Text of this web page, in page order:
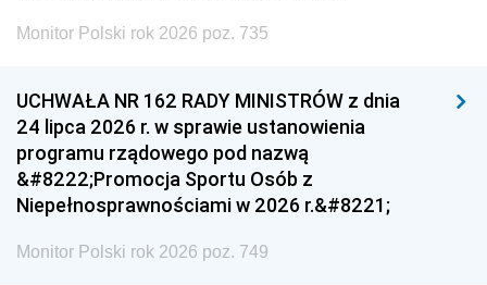
Monitor Polski rok 2026 poz. 735
UCHWAŁA NR 162 RADY MINISTRÓW z dnia
24 lipca 2026 r. w sprawie ustanowienia
programu rządowego pod nazwą
&#8222;Promocja Sportu Osób z
Niepełnosprawnościami w 2026 r.&#8221;
Monitor Polski rok 2026 poz. 749